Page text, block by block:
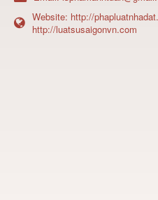
Website: http://
http://luatsusaigonvn.com